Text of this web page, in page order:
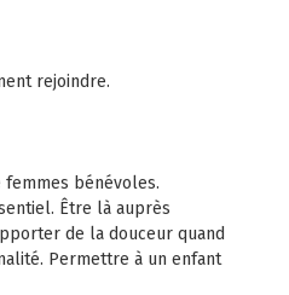
rejoindre.
bénévoles.
Être là auprès
de la douceur quand
Permettre à un enfant